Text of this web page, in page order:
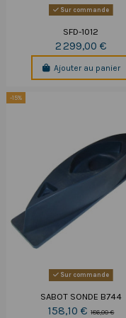
Sur commande
SFD-1012
2 299,00 €
Ajouter au panier
-15%
Sur commande
SABOT SONDE B744
158,10 €186,00 €